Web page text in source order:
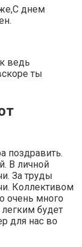
днем
ведь
ты
поздравить.
В личной
За труды
Коллективом
очень много
будет
для нас во